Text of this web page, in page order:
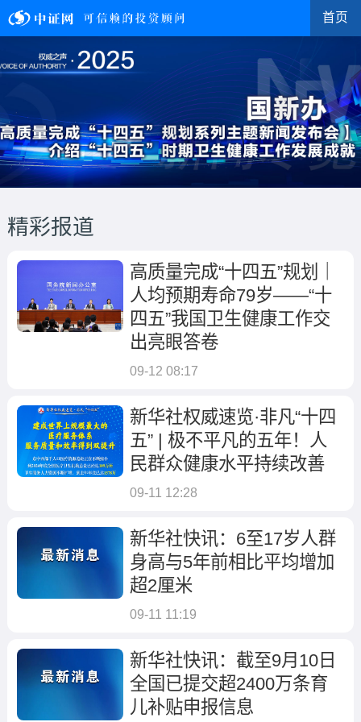
首页
精彩报道
高质量完成“十四五”规划｜
人均预期寿命79岁——“十
四五”我国卫生健康工作交
出亮眼答卷
09-12 08:17
新华社权威速览·非凡“十四
五” | 极不平凡的五年！人
民群众健康水平持续改善
09-11 12:28
新华社快讯：6至17岁人群
身高与5年前相比平均增加
超2厘米
09-11 11:19
新华社快讯：截至9月10日
全国已提交超2400万条育
儿补贴申报信息